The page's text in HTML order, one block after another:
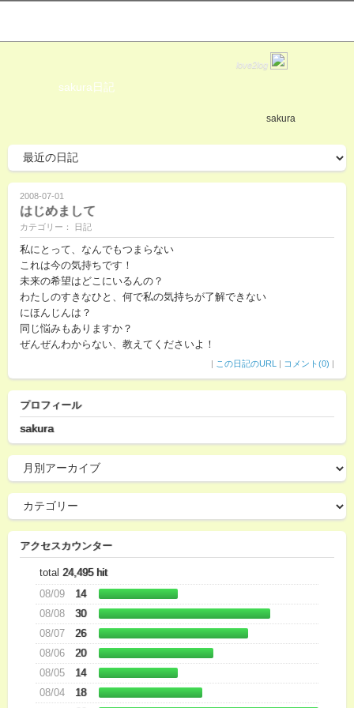
love2log
sakura日記
sakura
2008-07-01
はじめまして
カテゴリー： 日記
私にとって、なんでもつまらない
これは今の気持ちです！
未来の希望はどこにいるんの？
わたしのすきなひと、何で私の気持ちが了解できない
にほんじんは？
同じ悩みもありますか？
ぜんぜんわからない、教えてくださいよ！
| この日記のURL | コメント(0) |
プロフィール
sakura
アクセスカウンター
total 24,495 hit
08/09
14
08/08
30
08/07
26
08/06
20
08/05
14
08/04
18